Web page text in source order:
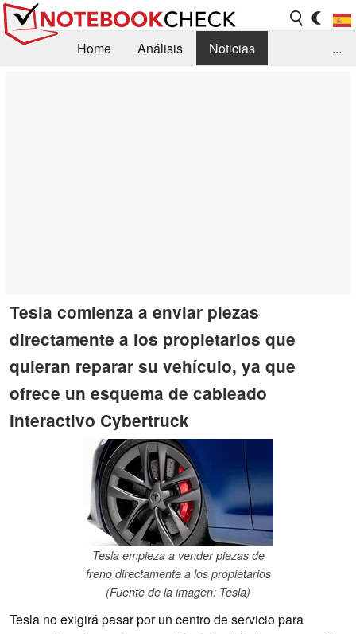
Home Análisis
Noticias
...
Tesla comienza a enviar piezas
directamente a los propietarios que
quieran reparar su vehículo, ya que
ofrece un esquema de cableado
interactivo Cybertruck
Tesla empieza a vender piezas de
freno directamente a los propietarios
(Fuente de la imagen: Tesla)
Tesla no exigirá pasar por un centro de servicio para